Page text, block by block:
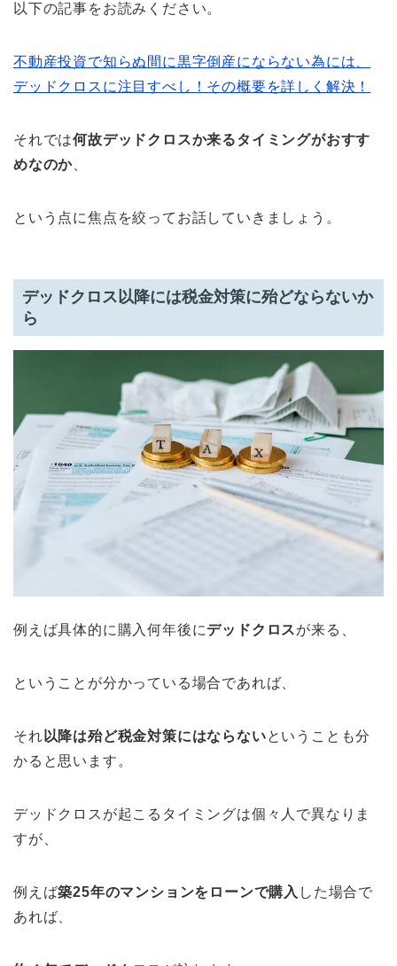
以下の記事をお読みください。
不動産投資で知らぬ間に黒字倒産にならない為には、
デッドクロスに注目すべし！その概要を詳しく解決！
それでは何故デッドクロスか来るタイミングがおすす
めなのか
という点に焦点を絞ってお話していきましょう。
デッドクロス以降には税金対策に殆どならないか
ら
例えば具体的に購入何年後にデッドクロスが来る、
ということが分かっている場合であれば、
それ以降は殆ど税金対策にはならないということも分
かると思います。
デッドクロスが起こるタイミングは個々人で異なりま
すが、
例えば築25年のマンションをローンで購入 した場合で
あれば、